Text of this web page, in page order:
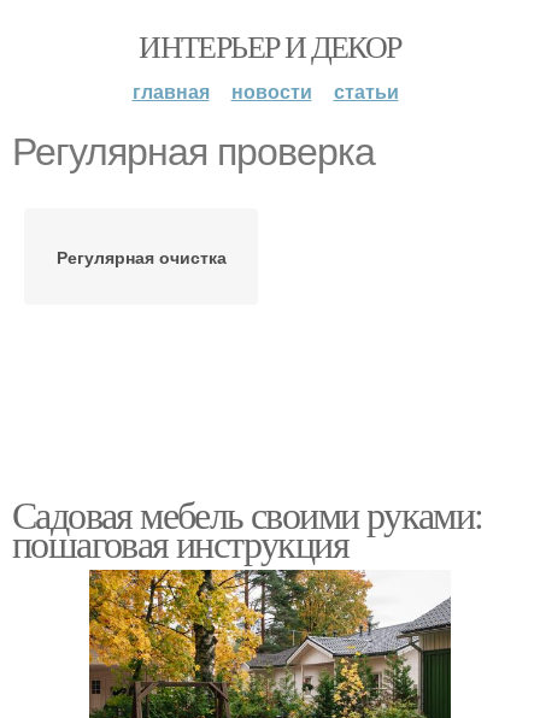
ИНТЕРЬЕР И ДЕКОР
главная новости статьи
Регулярная проверка
Регулярная очистка
Садовая мебель своими руками:
пошаговая инструкция